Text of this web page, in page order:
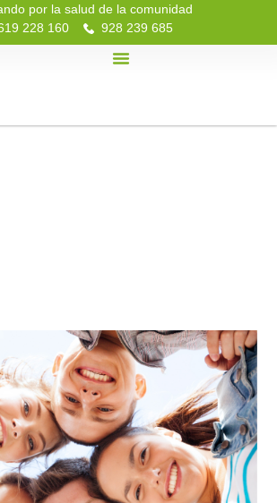
por la salud de la comunidad
228 160
928 239 685